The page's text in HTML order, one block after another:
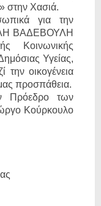
στην Χασιά.
για την
ΒΑΔΕΒΟΥΛΗ
Κοινωνικής
Υγείας,
την οικογένεια
προσπάθεια.
Πρόεδρο των
Κούρκουλο